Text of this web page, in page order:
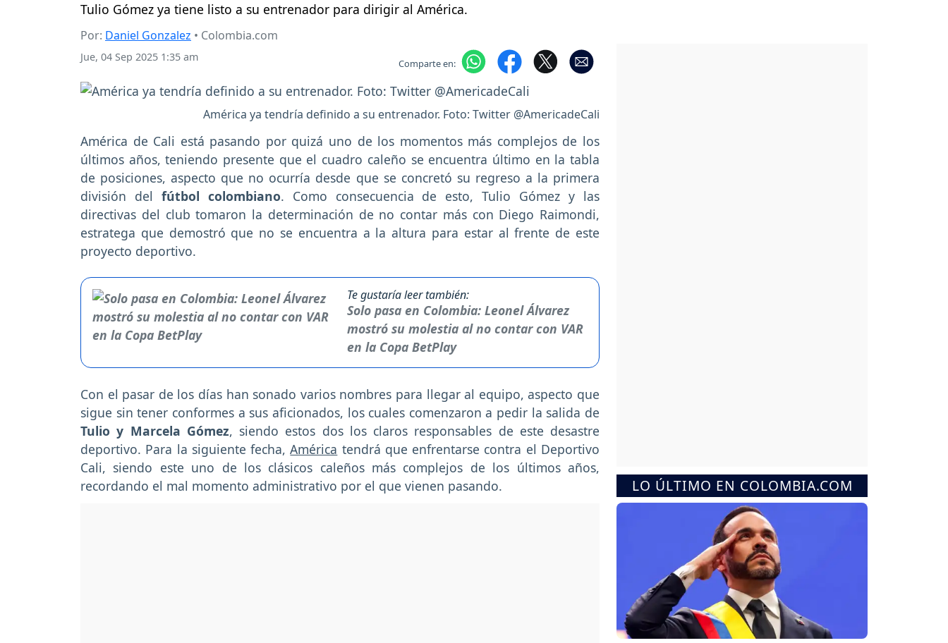
Tulio Gómez ya tiene listo a su entrenador para dirigir al América.
Por: Daniel Gonzalez • Colombia.com
Jue, 04 Sep 2025 1:35 am Comparte en:
América ya tendría definido a su entrenador. Foto: Twitter @AmericadeCali
América de Cali está pasando por quizá uno de los momentos más complejos de los
últimos años, teniendo presente que el cuadro caleño se encuentra último en la tabla
de posiciones, aspecto que no ocurría desde que se concretó su regreso a la primera
división del fútbol colombiano. Como consecuencia de esto, Tulio Gómez y las
directivas del club tomaron la determinación de no contar más con Diego Raimondi,
estratega que demostró que no se encuentra a la altura para estar al frente de este
proyecto deportivo.
Te gustaría leer también:
Solo pasa en Colombia: Leonel Álvarez
mostró su molestia al no contar con VAR
en la Copa BetPlay
Con el pasar de los días han sonado varios nombres para llegar al equipo, aspecto que
sigue sin tener conformes a sus aficionados, los cuales comenzaron a pedir la salida de
Tulio y Marcela Gómez, siendo estos dos los claros responsables de este desastre
deportivo. Para la siguiente fecha,América tendrá que enfrentarse contra el Deportivo
Cali, siendo este uno de los clásicos caleños más complejos de los últimos años,
recordando el mal momento administrativo por el que vienen pasando.
LO ÚLTIMO EN COLOMBIA.COM